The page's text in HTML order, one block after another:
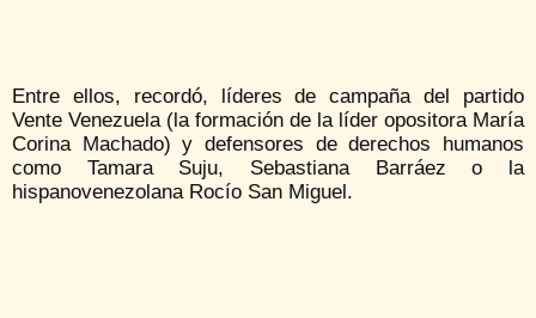
Entre ellos, recordó, líderes de campaña del partido
Vente Venezuela (la formación de la líder opositora María
Corina Machado) y defensores de derechos humanos
como Tamara Suju, Sebastiana Barráez o la
hispanovenezolana Rocío San Miguel.